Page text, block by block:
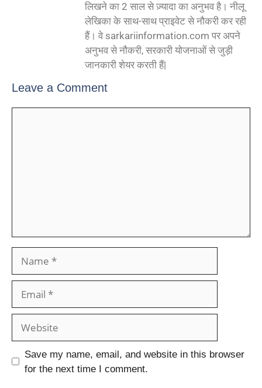
लिखने का 2 साल से ज़्यादा का अनुभव है। नीलू
लेखिका के साथ-साथ प्राइवेट से नौकरी कर रही
हैं। वे sarkariinformation.com पर अपने
अनुभव से नौकरी, सरकारी योजनाओं से जुड़ी
जानकारी शेयर करती हैं|
Leave a Comment
Save my name, email, and website in this browser
for the next time I comment.